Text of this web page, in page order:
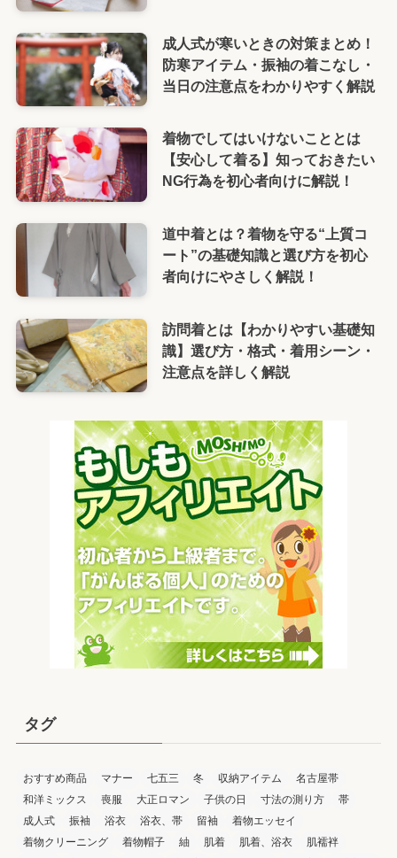
成人式が寒いときの対策まとめ！
防寒アイテム・振袖の着こなし・
当日の注意点をわかりやすく解説
着物でしてはいけないこととは
【安心して着る】知っておきたい
NG行為を初心者向けに解説！
道中着とは？着物を守る“上質コ
ート”の基礎知識と選び方を初心
者向けにやさしく解説！
訪問着とは【わかりやすい基礎知
識】選び方・格式・着用シーン・
注意点を詳しく解説
タグ
おすすめ商品 マナー 七五三 冬 収納アイテム
名古屋帯
和洋ミックス
喪服 大正ロマン 子供の日 寸法の測り方
帯
成人式
振袖 浴衣 浴衣、帯 留袖
着物エッセイ
着物クリーニング
着物帽子 紬 肌着 肌着、浴衣
肌襦袢